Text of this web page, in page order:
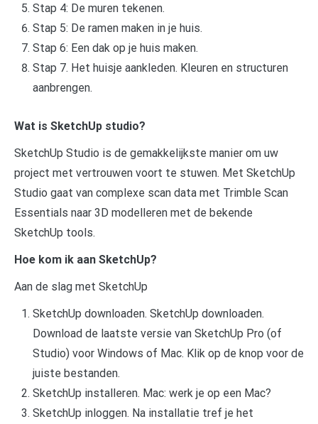
Stap 4: De muren tekenen.
Stap 5: De ramen maken in je huis.
Stap 6: Een dak op je huis maken.
Stap 7. Het huisje aankleden. Kleuren en structuren
aanbrengen.
Wat is SketchUp studio?
SketchUp Studio is de gemakkelijkste manier om uw
project met vertrouwen voort te stuwen. Met SketchUp
Studio gaat van complexe scan data met Trimble Scan
Essentials naar 3D modelleren met de bekende
SketchUp tools.
Hoe kom ik aan SketchUp?
Aan de slag met SketchUp
SketchUp downloaden. SketchUp downloaden.
Download de laatste versie van SketchUp Pro (of
Studio) voor Windows of Mac. Klik op de knop voor de
juiste bestanden.
SketchUp installeren. Mac: werk je op een Mac?
SketchUp inloggen. Na installatie tref je het